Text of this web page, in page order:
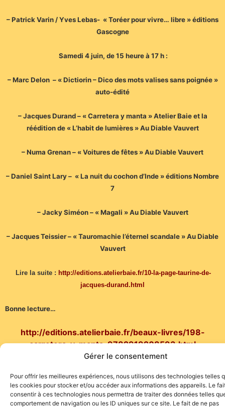
Gérer le consentement
Pour offrir les meilleures expériences, nous utilisons des technologies telles
les cookies pour stocker et/ou accéder aux informations des appareils. Le
consentir à ces technologies nous permettra de traiter des données telles
comportement de navigation ou les ID uniques sur ce site. Le fait de ne pas
– Patrick Varin / Yves Lebas- « Toréer pour vivre… libre » éditions
Gascogne
Samedi 4 juin, de 15 heure à 17 h :
– Marc Delon – « Dictiorin – Dico des mots valises sans poignée »
auto-édité
– Jacques Durand – « Carretera y manta » Atelier Baie et la
réédition de « L’habit de lumières » Au Diable Vauvert
– Numa Grenan – « Voitures de fêtes » Au Diable Vauvert
– Daniel Saint Lary – « La nuit du cochon d’Inde » éditions Nombre
7
– Jacky Siméon – « Magali » Au Diable Vauvert
– Jacques Teissier – « Tauromachie l’éternel scandale » Au Diable
Vauvert
Lire la suite : http://editions.atelierbaie.fr/10-la-page-taurine-de-
jacques-durand.html
Bonne lecture…
http://editions.atelierbaie.fr/beaux-livres/198-
carretera-y-manta-9782919208593.html